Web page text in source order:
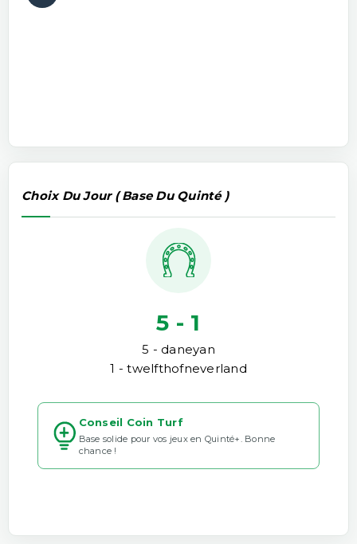
Choix Du Jour ( Base Du Quinté )
5 - 1
5 - daneyan
1 - twelfthofneverland
Conseil Coin Turf
Base solide pour vos jeux en Quinté+. Bonne
chance !